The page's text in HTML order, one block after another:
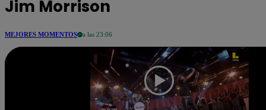
Jim Morrison
MEJORES MOMENTOS a las 23:06